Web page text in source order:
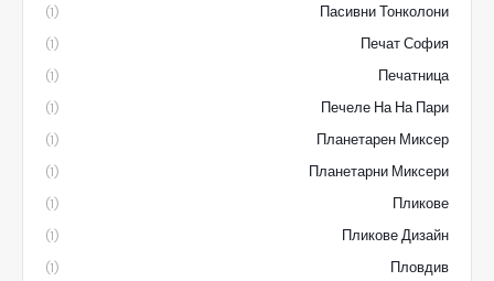
Пасивни Тонколони
(1)
Печат София
(1)
Печатница
(1)
Печеле На На Пари
(1)
Планетарен Миксер
(1)
Планетарни Миксери
(1)
Пликове
(1)
Пликове Дизайн
(1)
Пловдив
(1)